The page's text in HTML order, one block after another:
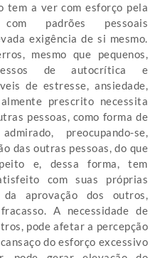
tem a ver com esforço pela
padrões pessoais
exigência de si mesmo.
mesmo que pequenos,
de autocrítica e
de estresse, ansiedade,
prescrito necessita
pessoas, como forma de
preocupando-se,
das outras pessoas, do que
e, dessa forma, tem
com suas próprias
da aprovação dos outros,
A necessidade de
pode afetar a percepção
do esforço excessivo